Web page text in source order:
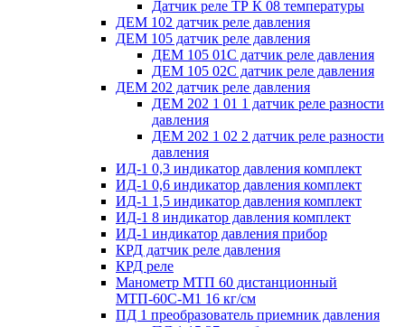
Датчик реле ТР К 08 температуры
ДЕМ 102 датчик реле давления
ДЕМ 105 датчик реле давления
ДЕМ 105 01С датчик реле давления
ДЕМ 105 02С датчик реле давления
ДЕМ 202 датчик реле давления
ДЕМ 202 1 01 1 датчик реле разности
давления
ДЕМ 202 1 02 2 датчик реле разности
давления
ИД-1 0,3 индикатор давления комплект
ИД-1 0,6 индикатор давления комплект
ИД-1 1,5 индикатор давления комплект
ИД-1 8 индикатор давления комплект
ИД-1 индикатор давления прибор
КРД датчик реле давления
КРД реле
Манометр МТП 60 дистанционный
МТП-60С-М1 16 кг/см
ПД 1 преобразователь приемник давления